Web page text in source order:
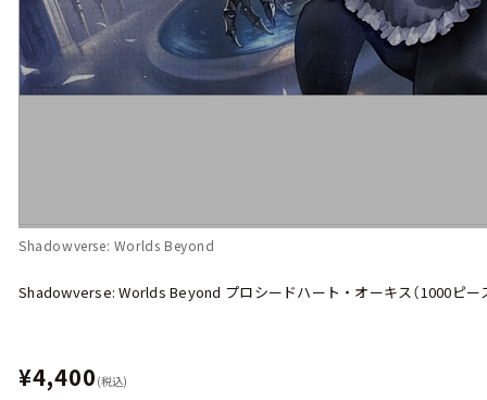
Shadowverse: Worlds Beyond
Shadowverse: Worlds Beyond プロシードハート・オーキス（1000ピー
¥4,400 (税込)